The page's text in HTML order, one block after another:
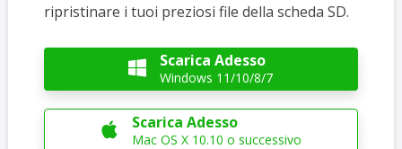
ripristinare i tuoi preziosi file della scheda SD.
 Scarica Adesso
Windows 11/10/8/7
 Scarica Adesso
Mac OS X 10.10 o successivo